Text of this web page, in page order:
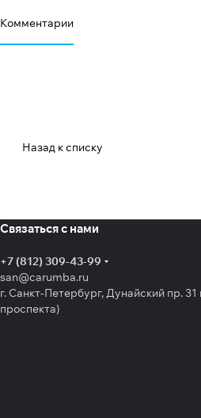
Комментарии
Назад к списку
Связаться с нами
+7 (812) 309-43-99
san@carumba.ru
г. Санкт-Петербург, Дунайский пр.
проспекта)